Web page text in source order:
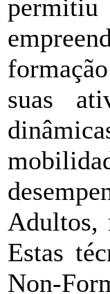
suas
Adultos,
Estas
Non-